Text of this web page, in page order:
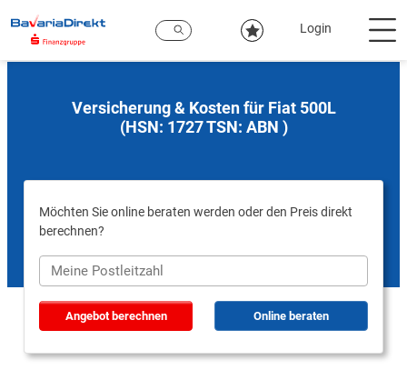
Hauptinhalt
Login
Versicherung & Kosten für Fiat 500L
(HSN: 1727 TSN: ABN )
Möchten Sie online beraten werden oder den Preis direkt
berechnen?
Angebot berechnen Online beraten